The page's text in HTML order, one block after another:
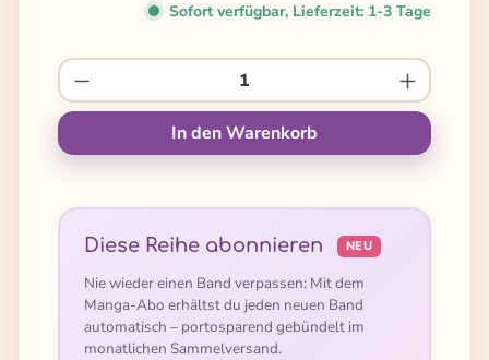
Sofort verfügbar, Lieferzeit: 1-3 Tage
Produkt Anzahl: Gib den gewünschten
In den Warenkorb
Diese Reihe abonnieren NEU
Nie wieder einen Band verpassen: Mit dem
Manga-Abo erhältst du jeden neuen Band
automatisch – portosparend gebündelt im
monatlichen Sammelversand.